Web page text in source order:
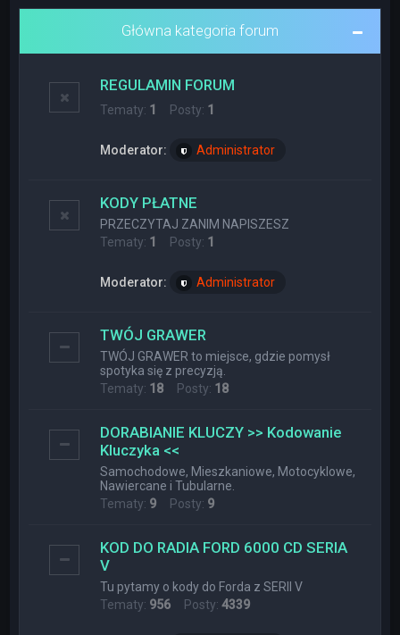
Główna kategoria forum
REGULAMIN FORUM
Tematy: 1 Posty: 1
Moderator: Administrator
KODY PŁATNE
PRZECZYTAJ ZANIM NAPISZESZ
Tematy: 1 Posty: 1
Moderator: Administrator
TWÓJ GRAWER
TWÓJ GRAWER to miejsce, gdzie pomysł
spotyka się z precyzją.
Tematy: 18 Posty: 18
DORABIANIE KLUCZY >> Kodowanie
Kluczyka <<
Samochodowe, Mieszkaniowe, Motocyklowe,
Nawiercane i Tubularne.
Tematy: 9 Posty: 9
KOD DO RADIA FORD 6000 CD SERIA
V
Tu pytamy o kody do Forda z SERII V
Tematy: 956 Posty:4339